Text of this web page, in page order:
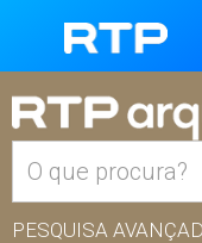
PESQUISA